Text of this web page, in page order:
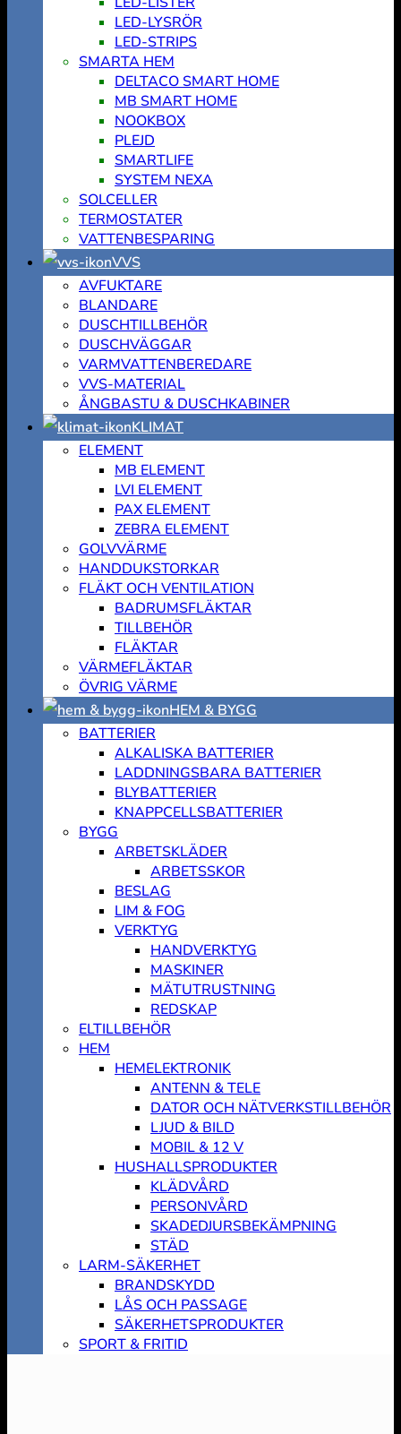
LED-LYSRÖR
LED-STRIPS
SMARTA HEM
DELTACO SMART HOME
MB SMART HOME
NOOKBOX
PLEJD
SMARTLIFE
SYSTEM NEXA
SOLCELLER
TERMOSTATER
VATTENBESPARING
VVS
AVFUKTARE
BLANDARE
DUSCHTILLBEHÖR
DUSCHVÄGGAR
VARMVATTENBEREDARE
VVS-MATERIAL
ÅNGBASTU & DUSCHKABINER
KLIMAT
ELEMENT
MB ELEMENT
LVI ELEMENT
PAX ELEMENT
ZEBRA ELEMENT
GOLVVÄRME
HANDDUKSTORKAR
FLÄKT OCH VENTILATION
BADRUMSFLÄKTAR
TILLBEHÖR
FLÄKTAR
VÄRMEFLÄKTAR
ÖVRIG VÄRME
HEM & BYGG
BATTERIER
ALKALISKA BATTERIER
LADDNINGSBARA BATTERIER
BLYBATTERIER
KNAPPCELLSBATTERIER
BYGG
ARBETSKLÄDER
ARBETSSKOR
BESLAG
LIM & FOG
VERKTYG
HANDVERKTYG
MASKINER
MÄTUTRUSTNING
REDSKAP
ELTILLBEHÖR
HEM
HEMELEKTRONIK
ANTENN & TELE
DATOR OCH NÄTVERKSTILLBEHÖR
LJUD & BILD
MOBIL & 12 V
HUSHALLSPRODUKTER
KLÄDVÅRD
PERSONVÅRD
SKADEDJURSBEKÄMPNING
STÄD
LARM-SÄKERHET
BRANDSKYDD
LÅS OCH PASSAGE
SÄKERHETSPRODUKTER
SPORT & FRITID